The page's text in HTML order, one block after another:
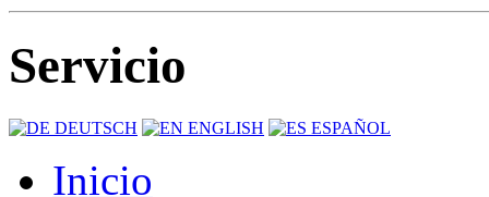
Servicio
DEUTSCH ENGLISH ESPAÑOL
Inicio